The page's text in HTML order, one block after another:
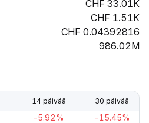
33.01K
1.51K
0.04392816
986.02M
14 päivää 30 päivää
-5.92% -15.45%